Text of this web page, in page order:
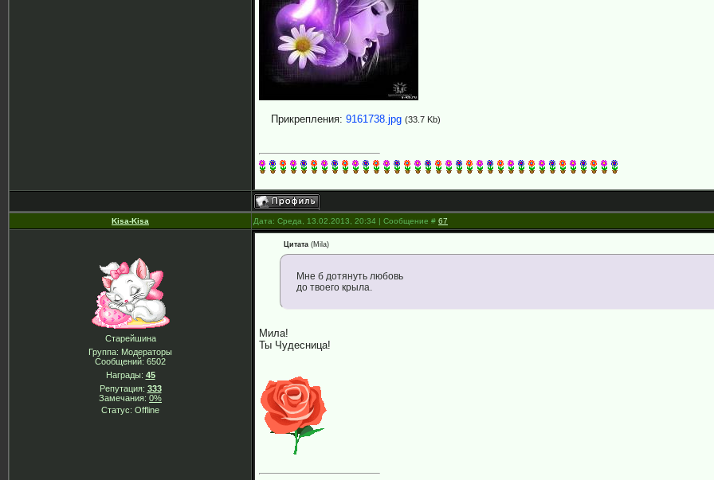
Прикрепления: 9161738.jpg (33.7 Kb)
Kisa-Kisa Дата: Среда, 13.02.2013, 20:34 | Сообщение # 67
Старейшина
Группа: Модераторы
Сообщений: 6502
Награды: 45
Репутация: 333
Замечания: 0%
Статус: Offline
Цитата (Mila)
Мне б дотянуть любовь
до твоего крыла.
Мила!
Ты Чудесница!